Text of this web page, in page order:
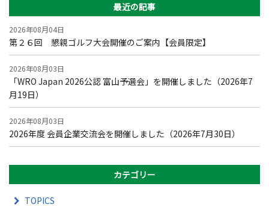
最近の記事
2026年08月04日
第２６回 懇親ゴルフ大会開催のご案内【会員限定】
2026年08月03日
「WRO Japan 2026公認 富山予選会」を開催しました（2026年7
月19日）
2026年08月03日
2026年度 会員企業交流会を開催しました（2026年7月30日）
カテゴリー
TOPICS